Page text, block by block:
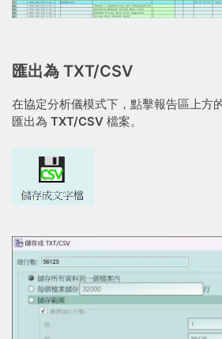
匯出為 TXT/CSV
在協定分析儀模式下，點擊報告區上方
匯出為 TXT/CSV 檔案。